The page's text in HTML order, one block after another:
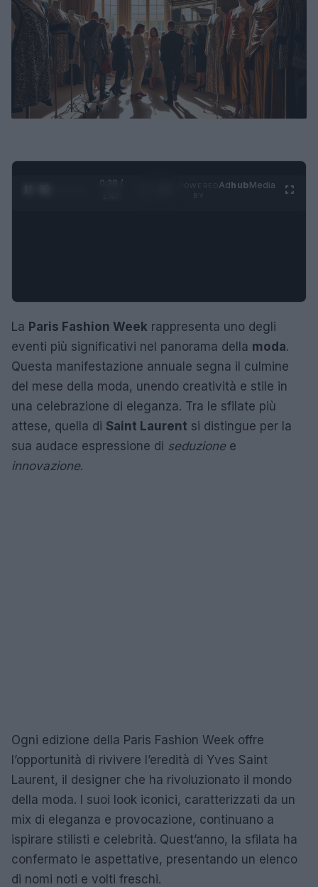
0:28 /
AdhubMedia
La Paris Fashion Week rappresenta uno degli
eventi più significativi nel panorama della moda.
Questa manifestazione annuale segna il culmine
del mese della moda, unendo creatività e stile in
una celebrazione di eleganza. Tra le sfilate più
attese, quella di Saint Laurent si distingue per la
sua audace espressione di seduzionee
innovazione.
Ogni edizione della Paris Fashion Week offre
l’opportunità di rivivere l’eredità di Yves Saint
Laurent, il designer che ha rivoluzionato il mondo
della moda. I suoi look iconici, caratterizzati da un
mix di eleganza e provocazione, continuano a
ispirare stilisti e celebrità. Quest’anno, la sfilata ha
confermato le aspettative, presentando un elenco
di nomi noti e volti freschi.